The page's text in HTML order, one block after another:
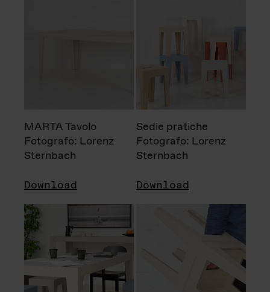
MARTA Tavolo
Fotografo: Lorenz
Sternbach
Download
Sedie pratiche
Fotografo: Lorenz
Sternbach
Download